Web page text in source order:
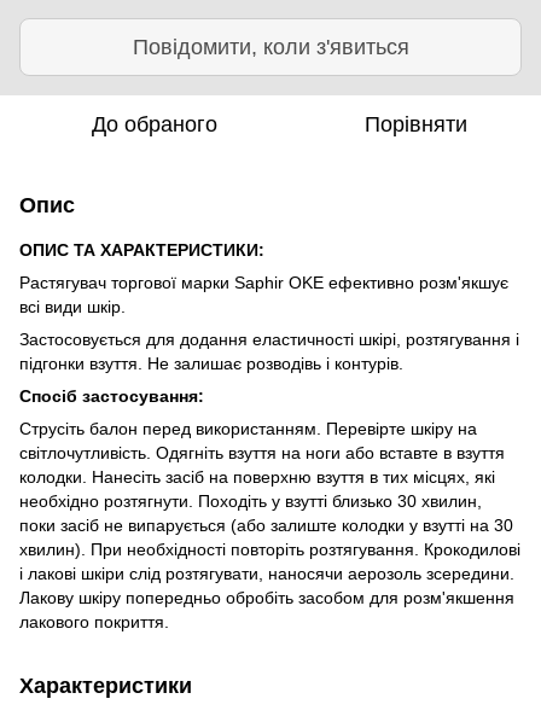
Повідомити, коли з'явиться
До обраного Порівняти
Опис
ОПИС ТА ХАРАКТЕРИСТИКИ:
Растягувач торгової марки Saphir OKE ефективно розм'якшує
всі види шкір.
Застосовується для додання еластичності шкірі, розтягування і
підгонки взуття. Не залишає розводівь і контурів.
Спосіб застосування:
Струсіть балон перед використанням. Перевірте шкіру на
світлочутливість. Одягніть взуття на ноги або вставте в взуття
колодки. Нанесіть засіб на поверхню взуття в тих місцях, які
необхідно розтягнути. Походіть у взутті близько 30 хвилин,
поки засіб не випарується (або залиште колодки у взутті на 30
хвилин). При необхідності повторіть розтягування. Крокодилові
і лакові шкіри слід розтягувати, наносячи аерозоль зсередини.
Лакову шкіру попередньо обробіть засобом для розм'якшення
лакового покриття.
Характеристики